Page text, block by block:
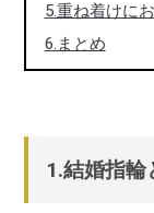
5.重ね着けに
6.まとめ
1.結婚指